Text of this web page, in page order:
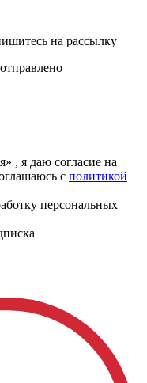
на рассылку
отправлено
, я даю согласие на
c политикой
персональных